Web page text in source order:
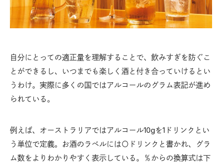
自分にとっての適正量を理解することで、飲みすぎを防ぐこ
とができるし、いつまでも楽しく酒と付き合っていけるとい
うわけ。実際に多くの国ではアルコールのグラム表記が進め
られている。
例えば、オーストラリアではアルコール10gを1ドリンクとい
う単位で定義。お酒のラベルには〇ドリンクと書かれ、グラ
ム数をよりわかりやすく表示している。％からの換算式は下